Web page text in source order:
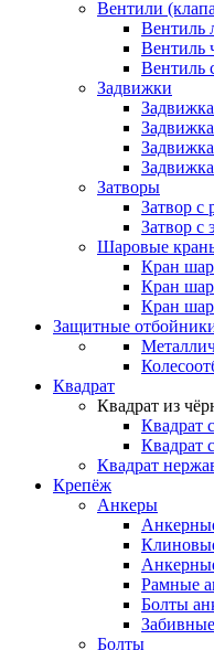
Вентили
Вентиль
Вентиль
Вентиль
Задвижки
Затворы
Затвор с
Затвор с
Шаровые
Кран
Кран
Кран
Защитные
Квадрат
Квадрат из
Квадрат
Квадрат
Квадрат
Крепёж
Анкеры
Рамные
Болты
Болты